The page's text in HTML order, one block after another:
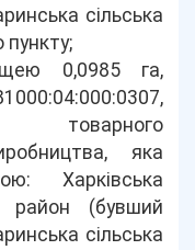
сільська
0,0985 га,
яка
Харківська
район (бувший
сільська